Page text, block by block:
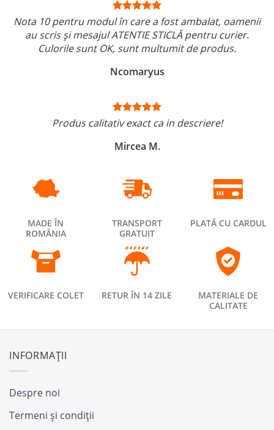
Nota 10 pentru modul în care a fost ambalat, oamenii
au scris și mesajul ATENTIE STICLĂ pentru curier.
Culorile sunt OK, sunt multumit de produs.
Ncomaryus
Produs calitativ exact ca in descriere!
Mircea M.
MADE ÎN
ROMÂNIA
TRANSPORT
GRATUIT
PLATĂ CU CARDUL
VERIFICARE COLET RETUR ÎN 14 ZILE
MATERIALE DE
CALITATE
INFORMAȚII
Despre noi
Termeni și condiții